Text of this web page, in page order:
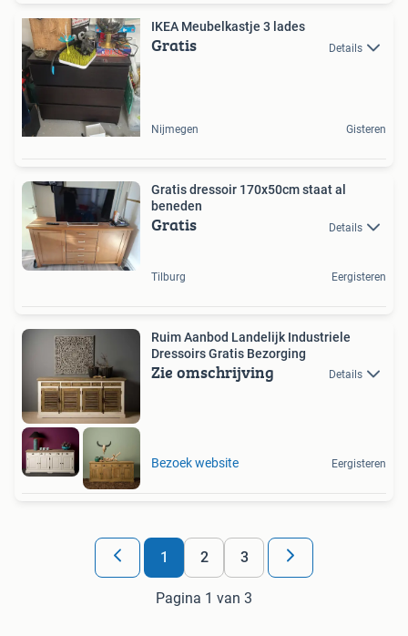
IKEA Meubelkastje 3 lades
Gratis Details
Nijmegen Gisteren
Gratis dressoir 170x50cm staat al
beneden
Gratis Details
Tilburg Eergisteren
Ruim Aanbod Landelijk Industriele
Dressoirs Gratis Bezorging
Zie omschrijving Details
Bezoek website Eergisteren
1 2 3
Pagina 1 van 3